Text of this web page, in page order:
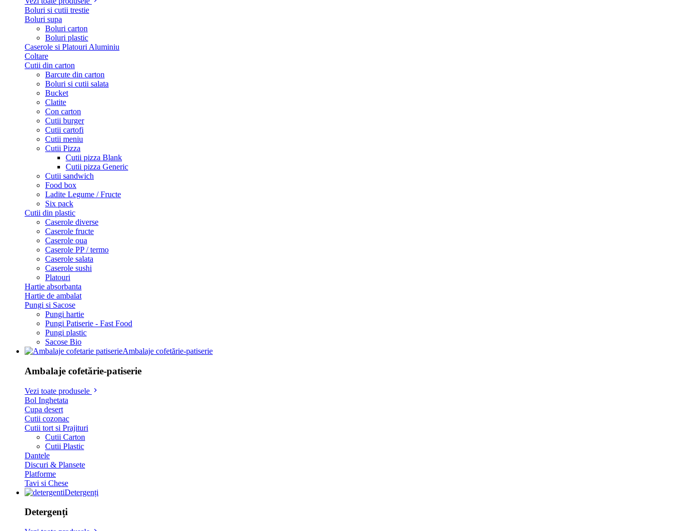
Boluri si cutii trestie
Boluri supa
Boluri carton
Boluri plastic
Caserole si Platouri Aluminiu
Coltare
Cutii din carton
Barcute din carton
Boluri si cutii salata
Bucket
Clatite
Con carton
Cutii burger
Cutii cartofi
Cutii meniu
Cutii Pizza
Cutii pizza Blank
Cutii pizza Generic
Cutii sandwich
Food box
Ladite Legume / Fructe
Six pack
Cutii din plastic
Caserole diverse
Caserole fructe
Caserole oua
Caserole PP / termo
Caserole salata
Caserole sushi
Platouri
Hartie absorbanta
Hartie de ambalat
Pungi si Sacose
Pungi hartie
Pungi Patiserie - Fast Food
Pungi plastic
Sacose Bio
Ambalaje cofetărie-patiserie
Ambalaje cofetărie-patiserie
Vezi toate produsele
Bol Inghetata
Cupa desert
Cutii cozonac
Cutii tort si Prajituri
Cutii Carton
Cutii Plastic
Dantele
Discuri & Plansete
Platforme
Tavi si Chese
Detergenți
Detergenți